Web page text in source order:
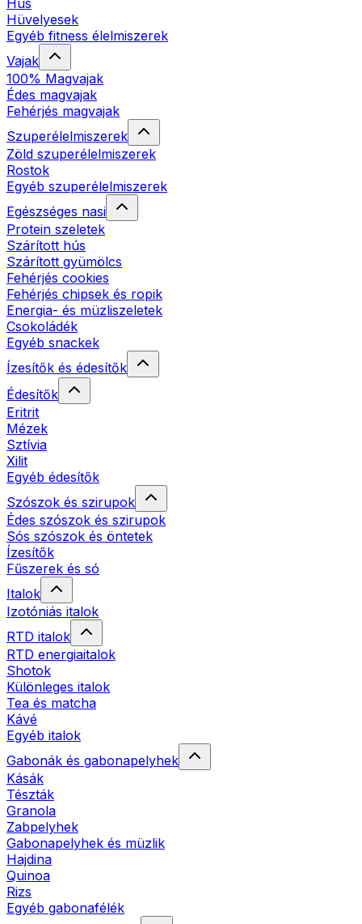
Hús
Hüvelyesek
Egyéb fitness élelmiszerek
Vajak
100% Magvajak
Édes magvajak
Fehérjés magvajak
Szuperélelmiszerek
Zöld szuperélelmiszerek
Rostok
Egyéb szuperélelmiszerek
Egészséges nasi
Protein szeletek
Szárított hús
Szárított gyümölcs
Fehérjés cookies
Fehérjés chipsek és ropik
Energia- és müzliszeletek
Csokoládék
Egyéb snackek
Ízesítők és édesítők
Édesítők
Eritrit
Mézek
Sztívia
Xilit
Egyéb édesítők
Szószok és szirupok
Édes szószok és szirupok
Sós szószok és öntetek
Ízesítők
Fűszerek és só
Italok
Izotóniás italok
RTD italok
RTD energiaitalok
Shotok
Különleges italok
Tea és matcha
Kávé
Egyéb italok
Gabonák és gabonapelyhek
Kásák
Tészták
Granola
Zabpelyhek
Gabonapelyhek és müzlik
Hajdina
Quinoa
Rizs
Egyéb gabonafélék